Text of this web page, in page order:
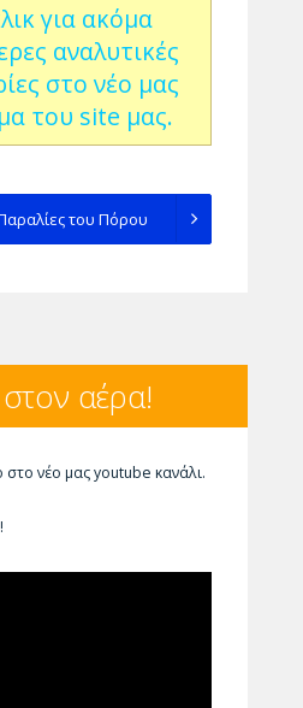
για ακόμα
αναλυτικές
στο νέο μας
του site μας.
του Πόρου
αέρα!
νέο μας youtube κανάλι.